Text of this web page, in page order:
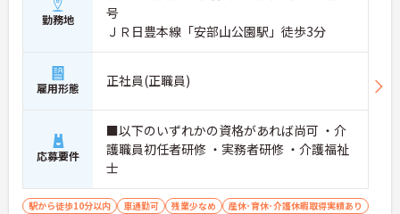
勤務地
号
ＪＲ日豊本線「安部山公園駅」徒歩3分
雇用形態 正社員(正職員)
応募要件
■以下のいずれかの資格があれば尚可 ・介
護職員初任者研修 ・実務者研修 ・介護福祉
士
駅から徒歩10分以内 車通勤可 残業少なめ
産休･育休･介護休暇取得実績あり